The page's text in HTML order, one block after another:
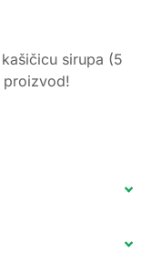
sirupa (5
proizvod!